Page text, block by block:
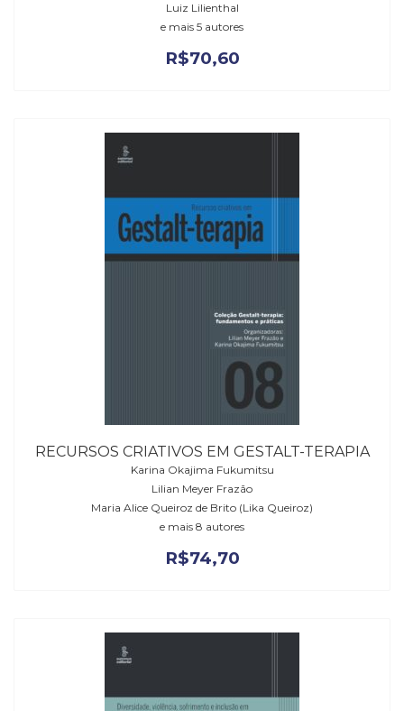
Luiz Lilienthal
e mais 5 autores
R$70,60
RECURSOS CRIATIVOS EM GESTALT-TERAPIA
Karina Okajima Fukumitsu
Lilian Meyer Frazão
Maria Alice Queiroz de Brito (Lika Queiroz)
e mais 8 autores
R$74,70